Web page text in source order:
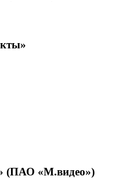
(ПАО «М.видео»)